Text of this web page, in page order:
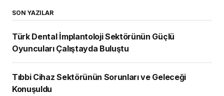
SON YAZILAR
Türk Dental İmplantoloji Sektörünün Güçlü
Oyuncuları Çalıştayda Buluştu
Tıbbi Cihaz Sektörünün Sorunları ve Geleceği
Konuşuldu